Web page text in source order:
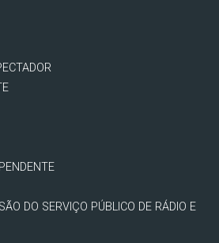
DO SERVIÇO PÚBLICO DE RÁDIO E